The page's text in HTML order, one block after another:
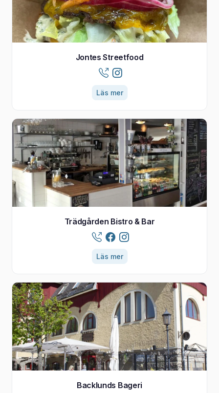
Jontes Streetfood
Läs mer
Trädgården Bistro & Bar
Läs mer
Backlunds Bageri